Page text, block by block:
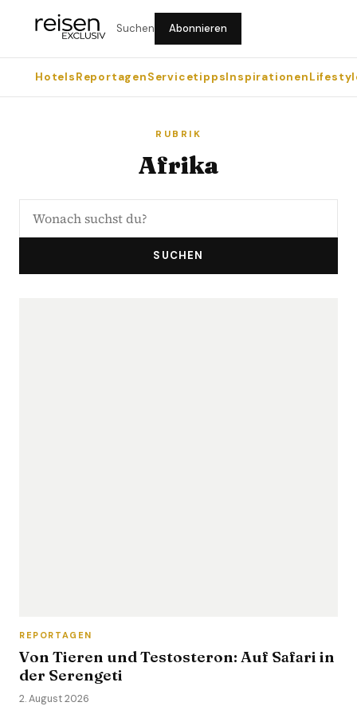
Suchen Abonnieren
HotelsReportagenServicetippsInspirationen
RUBRIK
Afrika
SUCHEN
REPORTAGEN
Von Tieren und Testosteron: Auf Safari in
der Serengeti
2. August 2026